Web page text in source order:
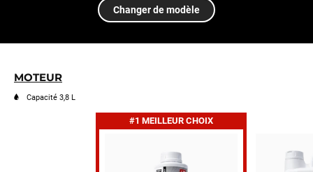
Revendeurs
BE
Changer de modèle
MOTEUR
Capacité 3,8 L
#1 MEILLEUR CHOIX